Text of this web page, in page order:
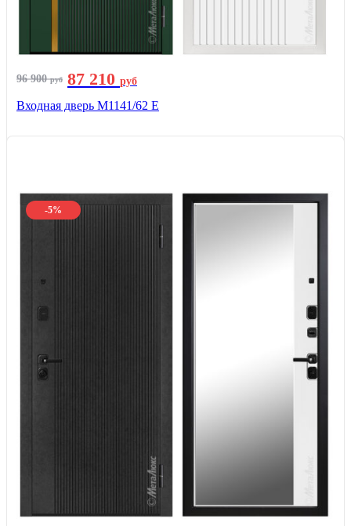
96 900руб 87 210 руб
Входная дверь М1141/62 Е
-5%